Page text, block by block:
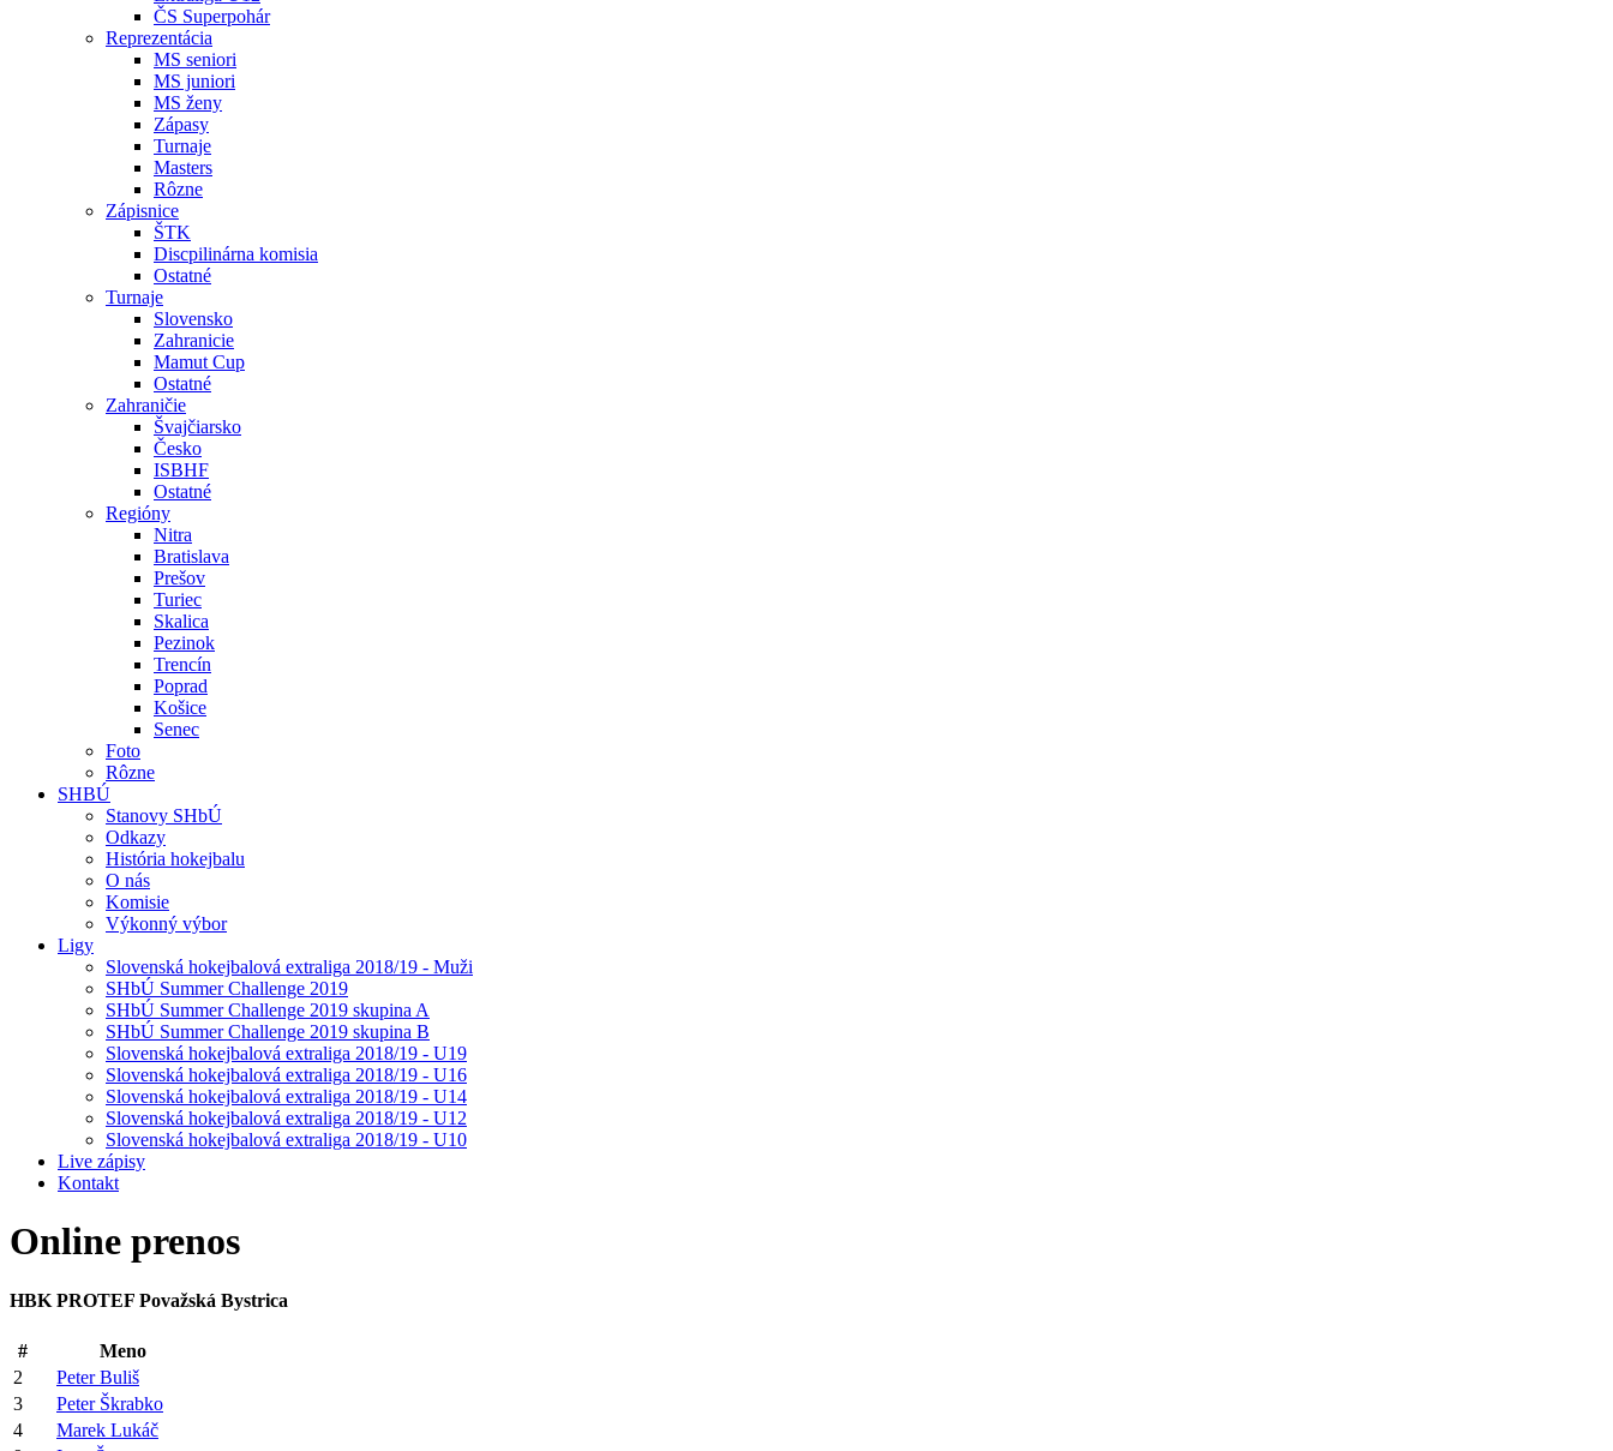
ČS Superpohár
Reprezentácia
MS seniori
MS juniori
MS ženy
Zápasy
Turnaje
Masters
Rôzne
Zápisnice
ŠTK
Discpilinárna komisia
Ostatné
Turnaje
Slovensko
Zahranicie
Mamut Cup
Ostatné
Zahraničie
Švajčiarsko
Česko
ISBHF
Ostatné
Regióny
Nitra
Bratislava
Prešov
Turiec
Skalica
Pezinok
Trencín
Poprad
Košice
Senec
Foto
Rôzne
SHBÚ
Stanovy SHbÚ
Odkazy
História hokejbalu
O nás
Komisie
Výkonný výbor
Ligy
Slovenská hokejbalová extraliga 2018/19 - Muži
SHbÚ Summer Challenge 2019
SHbÚ Summer Challenge 2019 skupina A
SHbÚ Summer Challenge 2019 skupina B
Slovenská hokejbalová extraliga 2018/19 - U19
Slovenská hokejbalová extraliga 2018/19 - U16
Slovenská hokejbalová extraliga 2018/19 - U14
Slovenská hokejbalová extraliga 2018/19 - U12
Slovenská hokejbalová extraliga 2018/19 - U10
Live zápisy
Kontakt
Online prenos
HBK PROTEF Považská Bystrica
#
Meno
2
Peter Buliš
3
Peter Škrabko
4
Marek Lukáč